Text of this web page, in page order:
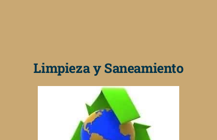
Limpieza y Saneamiento